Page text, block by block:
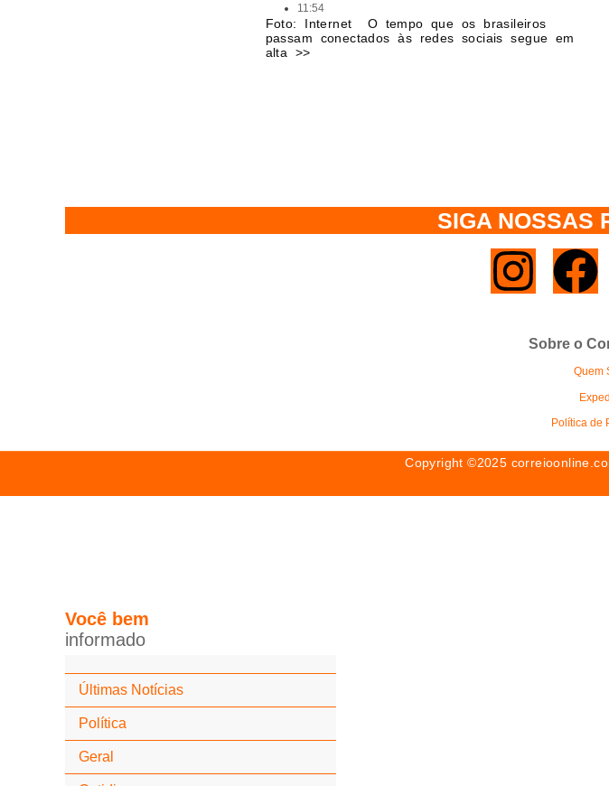
11:54
Foto: Internet O tempo que os brasileiros
passam conectados às redes sociais segue em
alta >>
SIGA NOSSAS
Sobre o
Quem
Política de
Copyright ©2025
Você bem
informado
Últimas Notícias
Política
Geral